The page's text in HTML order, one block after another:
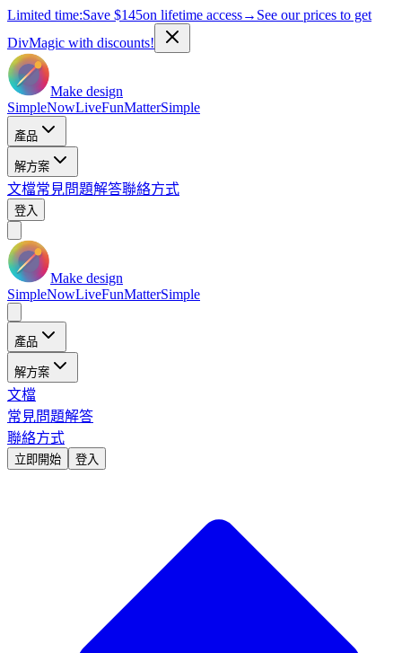
Limited time:Save $145on lifetime access→ See our prices to get
DivMagic with discounts!
Make design
SimpleNowLiveFunMatterSimple
產品
解方案
文檔常見問題解答聯絡方式
登入
Make design
SimpleNowLiveFunMatterSimple
產品
解方案
文檔
常見問題解答
聯絡方式
立即開始 登入